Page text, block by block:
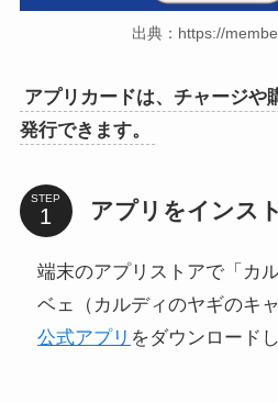
出典：https://
アプリカードは、チャージや
発行できます。
STEP アプリをインス
端末のアプリストアで「カ
ベェ（カルディのヤギのキ
公式アプリ をダウンロード